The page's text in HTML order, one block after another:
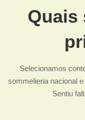
Quais
Selecionamos
sommelieria nacional
Sentiu